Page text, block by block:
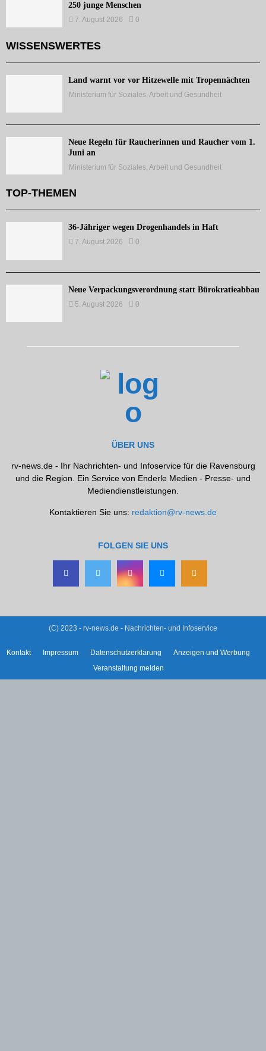
250 junge Menschen
7. August 2026 0
WISSENSWERTES
Land warnt vor vor Hitzewelle mit Tropennächten
Ministerium für Soziales, Arbeit und Gesundheit
Neue Regeln für Raucherinnen und Raucher vom 1.
Juni an
Ministerium für Soziales, Arbeit und Gesundheit
TOP-THEMEN
36-Jähriger wegen Drogenhandels in Haft
7. August 2026 0
Neue Verpackungsverordnung statt Bürokratieabbau
5. August 2026 0
ÜBER UNS
rv-news.de - Ihr Nachrichten- und Infoservice für die Ravensburg
und die Region. Ein Service von Enderle Medien - Presse- und
Mediendienstleistungen.
Kontaktieren Sie uns: redaktion@rv-news.de
FOLGEN SIE UNS
(C) 2023 - rv-news.de - Nachrichten- und Infoservice
Kontakt Impressum Datenschutzerklärung
Anzeigen und Werbung
Veranstaltung melden